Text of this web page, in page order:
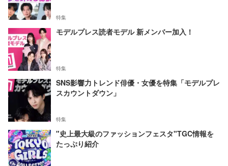
特集
モデルプレス読者モデル 新メンバー加入！
特集
SNS影響力トレンド俳優・女優を特集「モデルプレ
スカウントダウン」
特集
"史上最大級のファッションフェスタ"TGC情報を
たっぷり紹介